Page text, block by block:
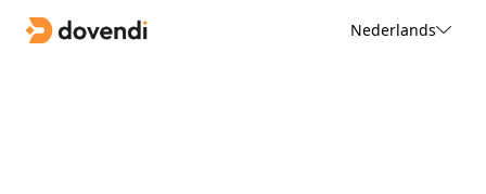
Nederlands